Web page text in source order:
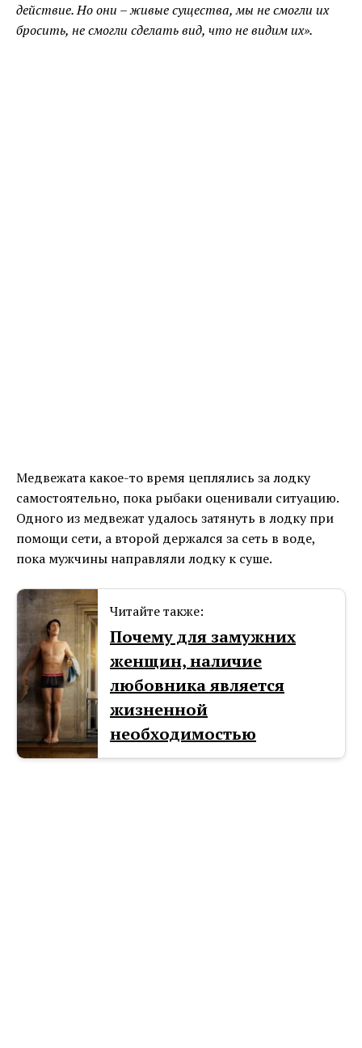
действие. Но они – живые существа, мы не смогли их
бросить, не смогли сделать вид, что не видим их».
Медвежата какое-то время цеплялись за лодку
самостоятельно, пока рыбаки оценивали ситуацию.
Одного из медвежат удалось затянуть в лодку при
помощи сети, а второй держался за сеть в воде,
пока мужчины направляли лодку к суше.
Читайте также:
Почему для замужних
женщин, наличие
любовника является
жизненной
необходимостью